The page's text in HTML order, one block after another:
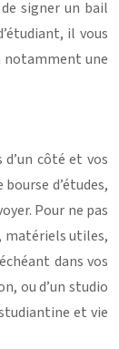
signer un bail
il vous
notamment une
côté et vos
d’études,
Pour ne pas
matériels utiles,
dans vos
ou d’un studio
et vie